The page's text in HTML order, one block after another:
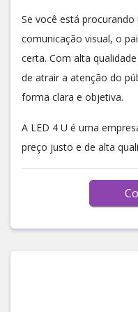
Se você está
comunicação visual, o
certa. Com alta
de atrair a atenção do
forma clara e objetiva.
A LED 4 U é uma
preço justo e de alta